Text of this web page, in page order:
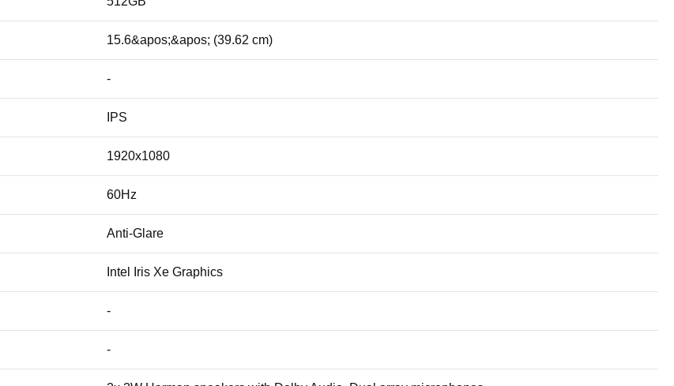
15.6&apos;&apos; (39.62 cm)
-
IPS
1920x1080
60Hz
Anti-Glare
Intel Iris Xe Graphics
-
-